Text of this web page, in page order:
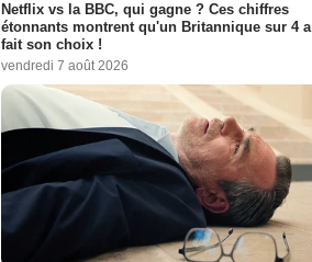
Netflix vs la BBC, qui gagne ? Ces chiffres
étonnants montrent qu'un Britannique sur 4 a
fait son choix !
vendredi 7 août 2026